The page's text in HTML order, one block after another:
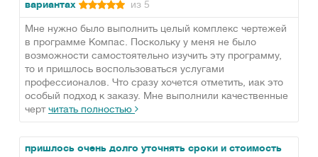
вариантах
из 5
Мне нужно было выполнить целый комплекс чертежей
в программе Компас. Поскольку у меня не было
возможности самостоятельно изучить эту программу,
то и пришлось воспользоваться услугами
профессионалов. Что сразу хочется отметить, иак это
особый подход к заказу. Мне выполнили качественные
черт читать полностью
пришлось очень долго уточнять сроки и стоимость